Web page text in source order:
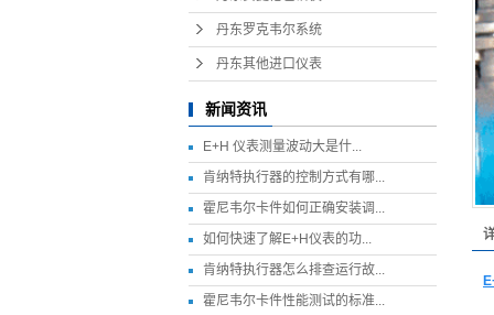
丹东罗克韦尔系统
丹东其他进口仪表
新闻资讯
E+H 仪表测量波动大是什...
肯纳特执行器的控制方式有哪...
霍尼韦尔卡件如何正确安装调...
如何快速了解E+H仪表的功...
肯纳特执行器怎么排查运行故...
霍尼韦尔卡件性能测试的标准...